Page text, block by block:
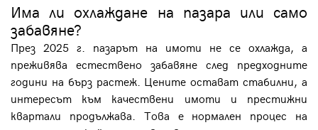
Има ли охлаждане на пазара или само
забавяне?
През 2025 г. пазарът на имоти не се охлажда, а
преживява естествено забавяне след предходните
години на бърз растеж. Цените остават стабилни, а
интересът към качествени имоти и престижни
квартали продължава. Това е нормален процес на